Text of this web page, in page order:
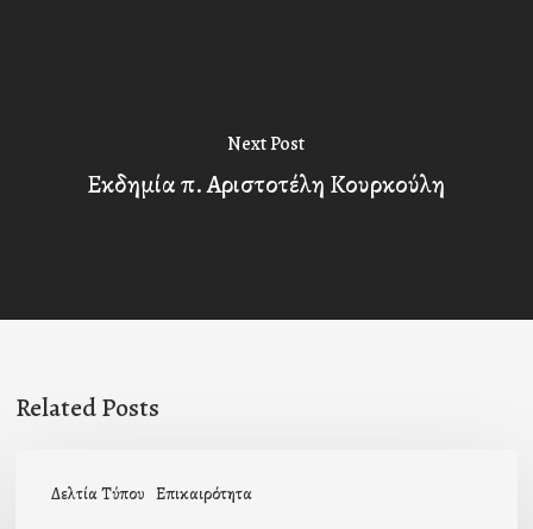
Next Post
Εκδημία π. Αριστοτέλη Κουρκούλη
Related Posts
Δελτία Τύπου Επικαιρότητα
Διακόνου